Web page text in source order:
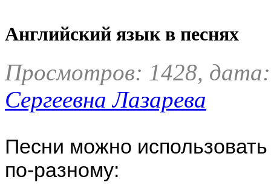
Английский язык в песнях
Просмотров: 1428,
Сергеевна Лазарева
Песни можно использовать
по-разному: